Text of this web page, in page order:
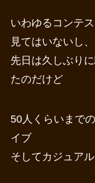
いわゆるコンテ
見てはいないし、
先日は久しぶり
たのだけど
50人くらいまで
イブ
そしてカジュア